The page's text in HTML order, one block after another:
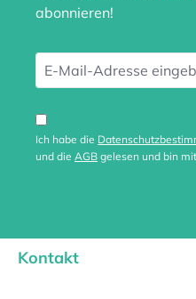
abonnieren!
Ich habe die
und die AGB gelesen und bin
Kontakt